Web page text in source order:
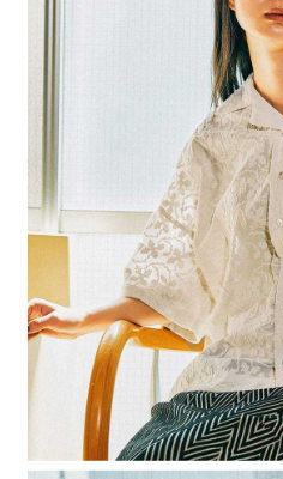
1.本服務係由「台灣大哥大股份有限公
用戶於交易時，得透過本服務購買商品
買賣價金債權讓與本公司後，依約使用
2.基於同意付款使用「大哥付你分期」
資料（包含姓名、電話或地址）提供予
由本公司與您本人進行分期帳單所需資
3.完整用戶服務條款，請詳閱以下連結：
３．收到繳費通知簡訊後14天內，點擊
ATM／網路銀行／等多元方式進行付款
※ 請注意：結帳手續完成當下不需立刻
購買商品的店家。未經商家同意取消之
※ 交易是否成功請以「AFTEE先享後
是否繳費成功／繳費後需取消欲退款等
https://
【注意事項】
１．透過由恩沛科技股份有限公司提供
易，需依本服務之必要範圍內提供個人
權轉讓予恩沛科技股份有限公司。
２．關於個人資料處理事宜，請瀏覽以
３．未成年的使用者請事先徵得法定代
「AFTEE先享後付」，若未經同意申辦
任。
４．使用「AFTEE先享後付」時，將依
時審查核予不同之上限額度；若仍有額
請求用戶進行身份認證。
５．嚴禁一人註冊多個帳號或使用他人
恩沛科技股份有限公司將有權停止該用
每筆NT$80，滿NT$1,500(含以上)
每筆NT$80，滿NT$1,500(含以上)免
每筆NT$80，滿NT$1,500(含以上)免